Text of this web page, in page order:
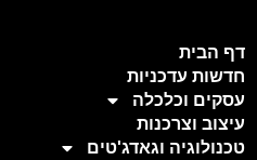
דף הבית
חדשות עדכניות
עסקים וכלכלה
עיצוב וצרכנות
טכנולוגיה וגאדג'טים